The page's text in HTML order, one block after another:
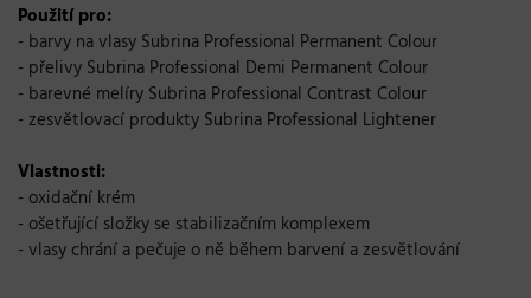
Použití pro:
- barvy na vlasy Subrina Professional Permanent Colour
- přelivy Subrina Professional Demi Permanent Colour
- barevné melíry Subrina Professional Contrast Colour
- zesvětlovací produkty Subrina Professional Lightener
Vlastnosti:
- oxidační krém
- ošetřující složky se stabilizačním komplexem
- vlasy chrání a pečuje o ně během barvení a zesvětlování